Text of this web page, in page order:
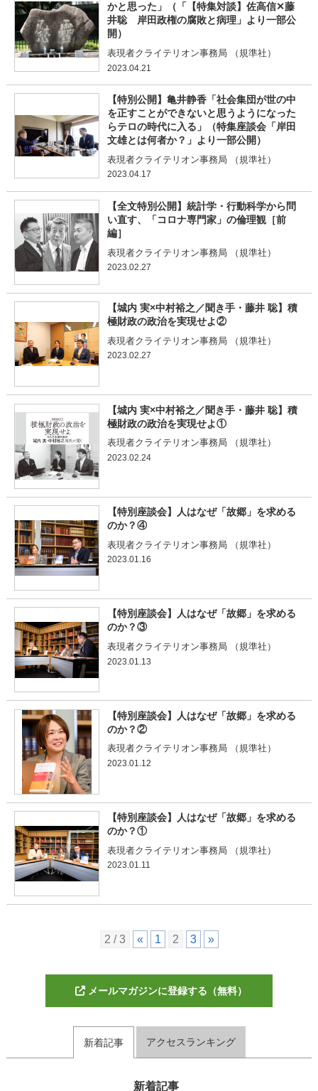
かと思った」（「【特集対談】佐高信✕藤
井聡 岸田政権の腐敗と病理」より一部公
開）
表現者クライテリオン事務局 （規準社）
2023.04.21
【特別公開】亀井静香「社会集団が世の中
を正すことができないと思うようになった
らテロの時代に入る」（特集座談会「岸田
文雄とは何者か？」より一部公開）
表現者クライテリオン事務局 （規準社）
2023.04.17
【全文特別公開】統計学・行動科学から問
い直す、「コロナ専門家」の倫理観［前
編］
表現者クライテリオン事務局 （規準社）
2023.02.27
【城内 実×中村裕之／聞き手・藤井 聡】積
極財政の政治を実現せよ②
表現者クライテリオン事務局 （規準社）
2023.02.27
【城内 実×中村裕之／聞き手・藤井 聡】積
極財政の政治を実現せよ①
表現者クライテリオン事務局 （規準社）
2023.02.24
【特別座談会】人はなぜ「故郷」を求める
のか？④
表現者クライテリオン事務局 （規準社）
2023.01.16
【特別座談会】人はなぜ「故郷」を求める
のか？③
表現者クライテリオン事務局 （規準社）
2023.01.13
【特別座談会】人はなぜ「故郷」を求める
のか？②
表現者クライテリオン事務局 （規準社）
2023.01.12
【特別座談会】人はなぜ「故郷」を求める
のか？①
表現者クライテリオン事務局 （規準社）
2023.01.11
2 / 3 « 1 2 3 »
メールマガジンに登録する（無料）
新着記事 アクセスランキング
新着記事